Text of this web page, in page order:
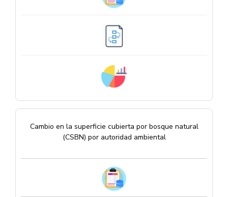
Cambio en la superficie cubierta por bosque natural
(CSBN) por autoridad ambiental